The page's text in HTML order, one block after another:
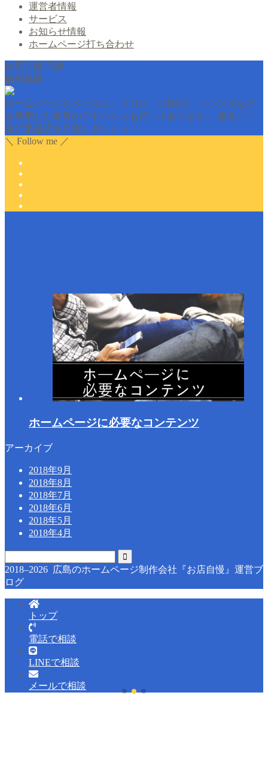
運営者情報
サービス
お知らせ情報
ホームページ打ち合わせ
お店自慢 代表
前田英隆
ホームページをベースに、ブログ、LINE@、インスタなど
を活用した集客のアドバイスも行っております。 是非ご一
緒に繁盛店を目指しましょう！
＼ Follow me ／
ホームページに必要なコンテンツ
アーカイブ
2018年9月
2018年8月
2018年7月
2018年6月
2018年5月
2018年4月
2018–2026 広島のホームページ制作会社『お店自慢』運営ブ
ログ
トップ
電話で相談
LINEで相談
メールで相談